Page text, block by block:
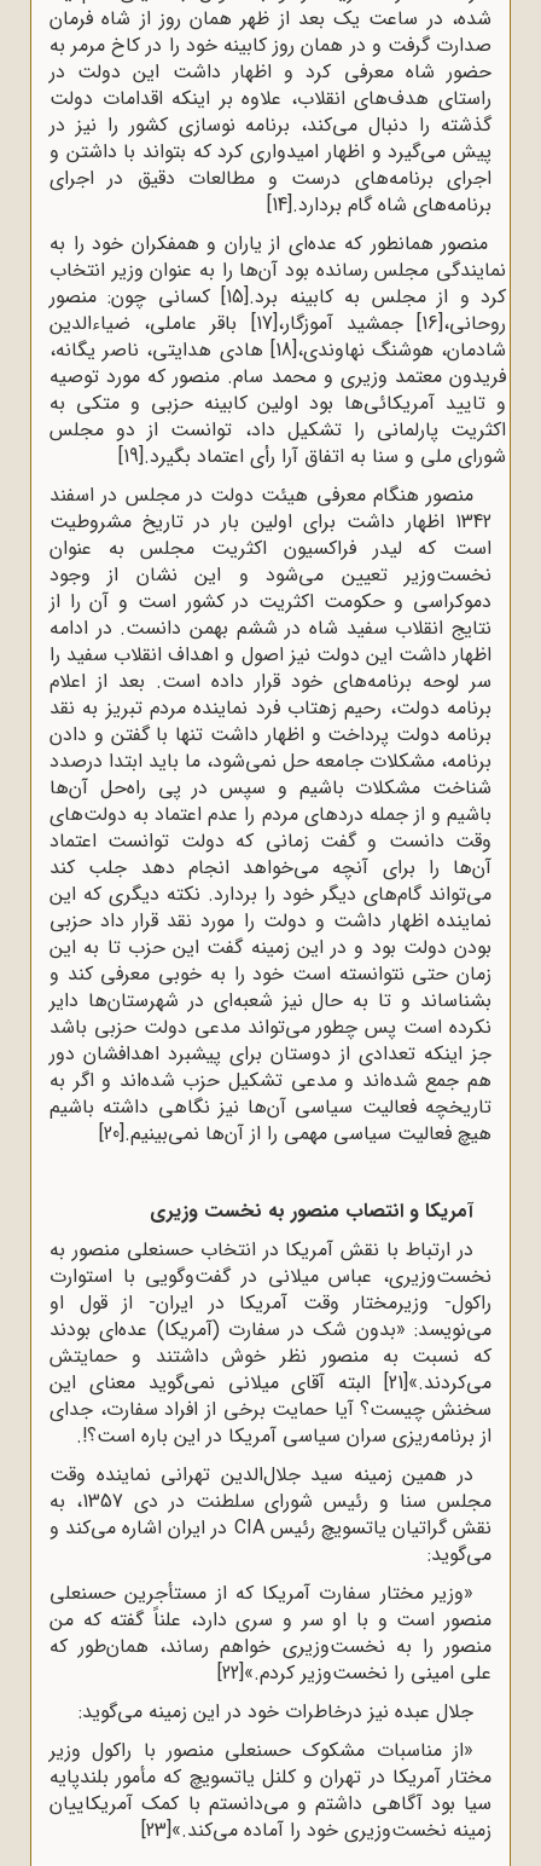
شده، در ساعت یک بعد از ظهر همان روز از شاه فرمان
صدارت گرفت و در همان روز کابینه خود را در کاخ مرمر به
حضور شاه معرفی کرد و اظهار داشت این دولت در
راستای هدف‌های انقلاب، علاوه بر اینکه اقدامات دولت
گذشته را دنبال می‌کند، برنامه نوسازی کشور را نیز در
پیش می‌گیرد و اظهار امیدواری کرد که بتواند با داشتن و
اجرای برنامه‌های درست و مطالعات دقیق در اجرای
برنامه‌های شاه گام بردارد.[14]
منصور همانطور که عده‌ای از یاران و همفکران خود را به
نمایندگی مجلس رسانده بود آن‌ها را به عنوان وزیر انتخاب
کرد و از مجلس به کابینه برد.[15]
کسانی چون: منصور
روحانی،[16] جمشید آموزگار،[17]
باقر عاملی، ضیاءالدین
شادمان، هوشنگ نهاوندی،[18]
هادی هدایتی، ناصر یگانه،
فریدون معتمد وزیری و محمد سام. منصور که مورد توصیه
و تایید آمریکائی‌ها بود اولین کابینه حزبی و متکی به
اکثریت پارلمانی را تشکیل داد، توانست از دو مجلس
شورای ملی و سنا به اتفاق آرا رأی اعتماد بگیرد.[19]
منصور هنگام معرفی هیئت دولت در مجلس در اسفند
1342 اظهار داشت برای اولین بار در تاریخ مشروطیت
است که لیدر فراکسیون اکثریت مجلس به عنوان
نخست‌وزیر تعیین می‌شود و این نشان از وجود
دموکراسی و حکومت اکثریت در کشور است و آن را از
نتایج انقلاب سفید شاه در ششم بهمن دانست. در ادامه
اظهار داشت این دولت نیز اصول و اهداف انقلاب سفید را
سر لوحه برنامه‌های خود قرار داده است. بعد از اعلام
برنامه دولت، رحیم زهتاب فرد نماینده مردم تبریز به نقد
برنامه دولت پرداخت و اظهار داشت تنها با گفتن و دادن
برنامه، مشکلات جامعه حل نمی‌شود، ما باید ابتدا درصدد
شناخت مشکلات باشیم و سپس در پی راه‌حل آن‌ها
باشیم و از جمله دردهای مردم را عدم اعتماد به دولت‌های
وقت دانست و گفت زمانی که دولت توانست اعتماد
آن‌ها را برای آنچه می‌خواهد انجام دهد جلب کند
می‌تواند گام‌های دیگر خود را بردارد. نکته دیگری که این
نماینده اظهار داشت و دولت را مورد نقد قرار داد حزبی
بودن دولت بود و در این زمینه گفت این حزب تا به این
زمان حتی نتوانسته است خود را به خوبی معرفی کند و
بشناساند و تا به حال نیز شعبه‌ای در شهرستان‌ها دایر
نکرده است پس چطور می‌تواند مدعی دولت حزبی باشد
جز اینکه تعدادی از دوستان برای پیشبرد اهدافشان دور
هم جمع شده‌اند و مدعی تشکیل حزب شده‌اند و اگر به
تاریخچه فعالیت سیاسی آن‌ها نیز نگاهی داشته باشیم
هیچ فعالیت سیاسی مهمی را از آن‌ها نمی‌بینیم.[20]
آمریکا و انتصاب منصور به نخست وزیری
در ارتباط با نقش آمریکا در انتخاب حسنعلی منصور به
نخست‌وزیری، عباس میلانی در گفت‌وگویی با استوارت
راکول- وزیرمختار وقت آمریکا در ایران- از قول او
می‌نویسد: «بدون شک در سفارت (آمریکا) عده‌ای بودند
که نسبت به منصور نظر خوش داشتند و حمایتش
می‌کردند.»[21]
البته آقای میلانی نمی‌گوید معنای این
سخنش چیست؟ آیا حمایت برخی از افراد سفارت، جدای
از برنامه‌ریزی سران سیاسی آمریکا در این باره است؟!.
در همین زمینه سید جلال‌الدین تهرانی نماینده وقت
مجلس سنا و رئیس شورای سلطنت در دی 1357، به
نقش گراتیان یاتسویچ رئیس CIA در ایران اشاره می‌کند و
می‌گوید:
«وزیر مختار سفارت آمریکا که از مستأجرین حسنعلی
منصور است و با او سر و سری دارد، علناً گفته که من
منصور را به نخست‌وزیری خواهم رساند، همان‌طور که
علی امینی را نخست‌وزیر کردم.»[22]
جلال عبده نیز درخاطرات خود در این زمینه می‌گوید:
«از مناسبات مشکوک حسنعلی منصور با راکول وزیر
مختار آمریکا در تهران و کلنل یاتسویچ که مأمور بلندپایه‌
سیا بود آگاهی داشتم و می‌دانستم با کمک آمریکاییان
زمینه نخست‌وزیری خود را آماده می‌کند.»[23]